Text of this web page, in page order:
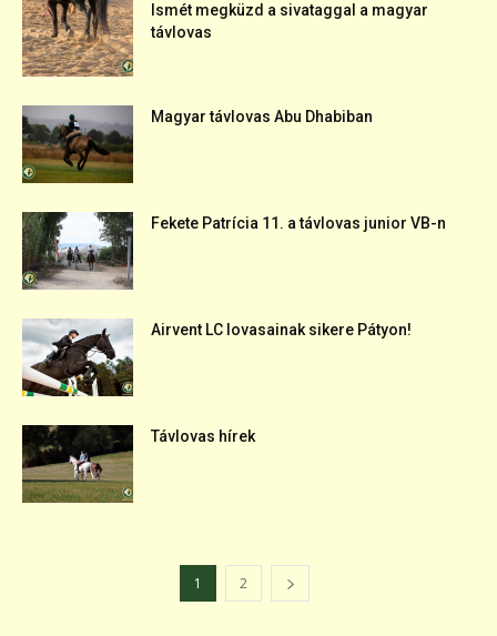
Ismét megküzd a sivataggal a magyar
távlovas
Magyar távlovas Abu Dhabiban
Fekete Patrícia 11. a távlovas junior VB-n
Airvent LC lovasainak sikere Pátyon!
Távlovas hírek
1 2